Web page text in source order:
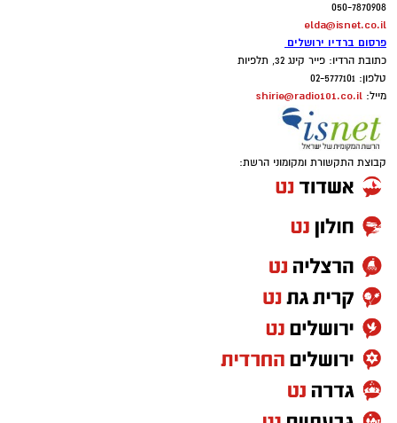
050-7870908
elda@isnet.co.il
פרסום ברדיו ירושלים
כתובת הרדיו: פייר קינג 32, תלפיות
טלפון: 02-5777101
מייל: shirie@radio101.co.il
קבוצת התקשורת ומקומוני הרשת: